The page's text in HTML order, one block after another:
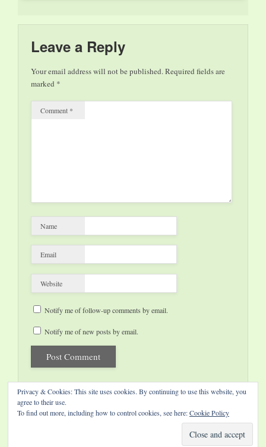
Leave a Reply
Your email address will not be published.Required fields are
marked *
Comment *
Name
Email
Website
Notify me of follow-up comments by email.
Notify me of new posts by email.
Privacy & Cookies: This site uses cookies. By continuing to use this website, you
agree to their use.
To find out more, including how to control cookies, see here:Cookie Policy